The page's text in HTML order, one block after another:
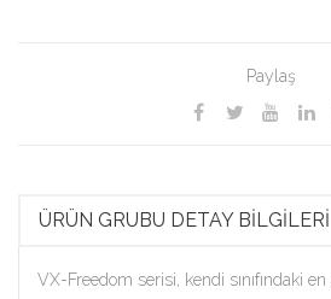
Paylaş
ÜRÜN GRUBU DETAY BİLGİLERİ
VX-Freedom serisi, kendi sınıfındaki en